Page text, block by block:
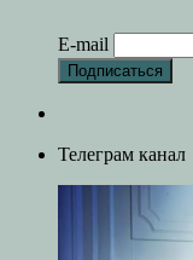
E-mail
Телеграм канал